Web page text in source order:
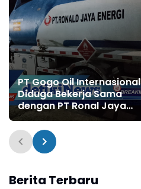
PT Gogo Oil Internasional
Diduga Bekerja Sama
dengan PT Ronal Jaya
Energi Selundupkan Solar
Subsidi di Luwu Timur
dan Morowali
Berita Terbaru